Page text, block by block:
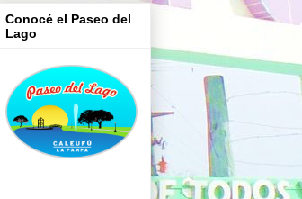
Conocé el Paseo del
Lago